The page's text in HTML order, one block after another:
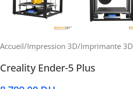
Accueil/Impression 3D/Imprimante 3D
Creality Ender-5 Plus